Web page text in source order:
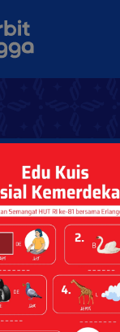
STEAM
26 Mar 2026